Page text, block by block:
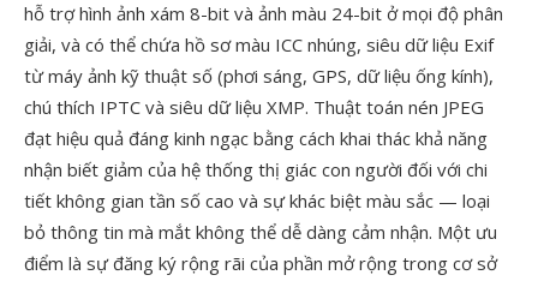
hỗ trợ hình ảnh xám 8-bit và ảnh màu 24-bit ở mọi độ phân
giải, và có thể chứa hồ sơ màu ICC nhúng, siêu dữ liệu Exif
từ máy ảnh kỹ thuật số (phơi sáng, GPS, dữ liệu ống kính),
chú thích IPTC và siêu dữ liệu XMP. Thuật toán nén JPEG
đạt hiệu quả đáng kinh ngạc bằng cách khai thác khả năng
nhận biết giảm của hệ thống thị giác con người đối với chi
tiết không gian tần số cao và sự khác biệt màu sắc — loại
bỏ thông tin mà mắt không thể dễ dàng cảm nhận. Một ưu
điểm là sự đăng ký rộng rãi của phần mở rộng trong cơ sở